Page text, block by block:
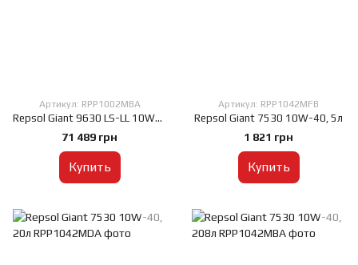
Артикул: RPP1002MBA
Repsol Giant 9630 LS-LL 10W-40, 208л
71 489 грн
Купить
Артикул: RPP1042MFB
Repsol Giant 7530 10W-40, 5л
1 821 грн
Купить